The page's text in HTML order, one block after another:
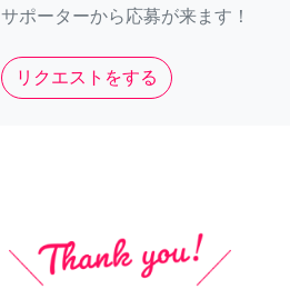
サポーターから応募が来ます！
リクエストをする